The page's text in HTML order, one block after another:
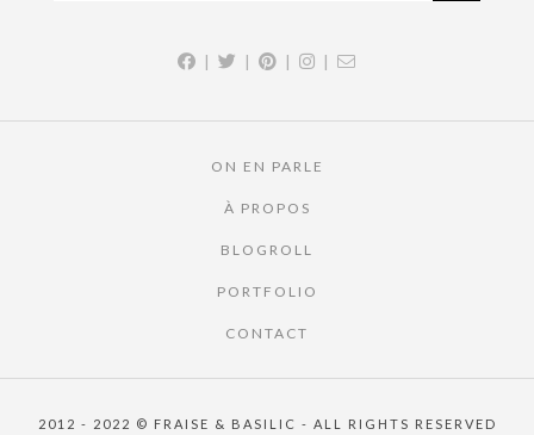
| | | |
ON EN PARLE
À PROPOS
BLOGROLL
PORTFOLIO
CONTACT
2012 - 2022 © FRAISE & BASILIC - ALL RIGHTS RESERVED